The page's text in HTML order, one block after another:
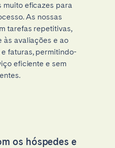
muito eficazes para
As nossas
tarefas repetitivas,
às avaliações e ao
faturas, permitindo-
eficiente e sem
os hóspedes e